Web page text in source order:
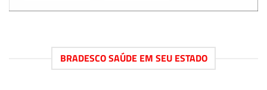
BRADESCO SAÚDE EM SEU ESTADO